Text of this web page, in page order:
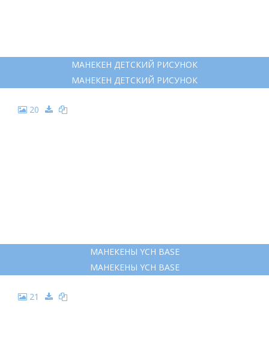
МАНЕКЕН ДЕТСКИЙ РИСУНОК
МАНЕКЕН ДЕТСКИЙ РИСУНОК
20
МАНЕКЕНЫ YCH BASE
МАНЕКЕНЫ YCH BASE
21